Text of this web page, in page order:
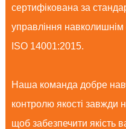
сертифікована за
управління
ISO 14001:2015.
Наша команда добре
контролю якості завжди
щоб забезпечити